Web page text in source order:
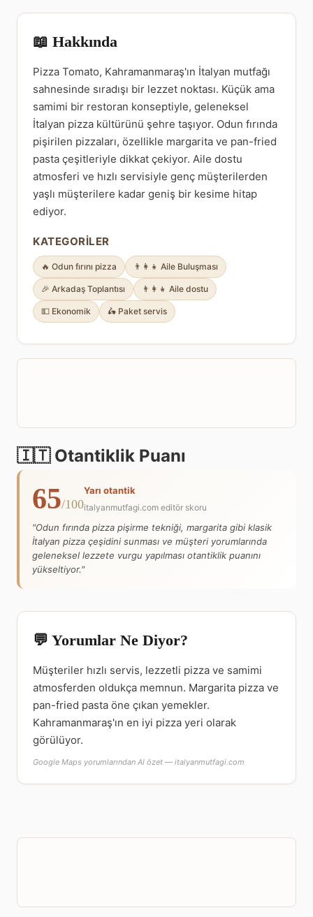
📖 Hakkında
Pizza Tomato, Kahramanmaraş'ın İtalyan mutfağı
sahnesinde sıradışı bir lezzet noktası. Küçük ama
samimi bir restoran konseptiyle, geleneksel
İtalyan pizza kültürünü şehre taşıyor. Odun fırında
pişirilen pizzaları, özellikle margarita ve pan-fried
pasta çeşitleriyle dikkat çekiyor. Aile dostu
atmosferi ve hızlı servisiyle genç müşterilerden
yaşlı müşterilere kadar geniş bir kesime hitap
ediyor.
KATEGORILER
🔥 Odun fırını pizza 👨‍👩‍👧 Aile Buluşması
🎉 Arkadaş Toplantısı 👨‍👩‍👧 Aile dostu
💵 Ekonomik 🛵 Paket servis
🇮🇹 Otantiklik Puanı
65/100
Yarı otantik
italyanmutfagi.com editör skoru
"Odun fırında pizza pişirme tekniği, margarita gibi klasik
İtalyan pizza çeşidini sunması ve müşteri yorumlarında
geleneksel lezzete vurgu yapılması otantiklik puanını
yükseltiyor."
💬 Yorumlar Ne Diyor?
Müşteriler hızlı servis, lezzetli pizza ve samimi
atmosferden oldukça memnun. Margarita pizza ve
pan-fried pasta öne çıkan yemekler.
Kahramanmaraş'ın en iyi pizza yeri olarak
görülüyor.
Google Maps yorumlarından AI özet — italyanmutfagi.com